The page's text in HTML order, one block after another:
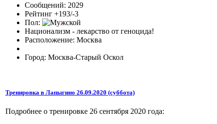
Сообщений: 2029
Рейтинг +193/-3
Пол:
Национализм - лекарство от геноцида!
Расположение: Москва
Город: Москва-Старый Оскол
Тренировка в Лапыгино 26.09.2020 (суббота)
Подробнее о тренировке 26 сентября 2020 года: